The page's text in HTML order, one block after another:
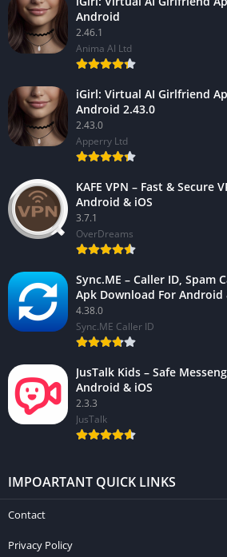
Android
2.46.1
Anima AI Ltd
iGirl: Virtual AI Girlfriend
Android 2.43.0
2.43.0
Apperry Ltd
KAFE VPN – Fast & Secure
Android & iOS
3.7.1
OverDreams
Sync.ME – Caller ID, Spam
Apk Download For Android
4.38.0
Sync.ME Caller ID
JusTalk Kids – Safe
Android & iOS
2.3.3
JusTalk
IMPOARTANT QUICK LINKS
Contact
Privacy Policy